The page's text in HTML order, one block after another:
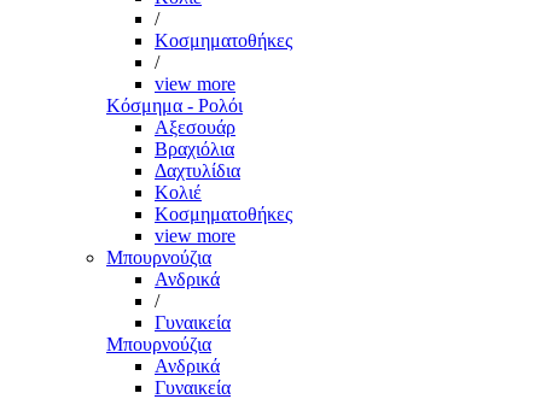
/
Κοσμηματοθήκες
/
view more
Κόσμημα - Ρολόι
Αξεσουάρ
Βραχιόλια
Δαχτυλίδια
Κολιέ
Κοσμηματοθήκες
view more
Μπουρνούζια
Ανδρικά
/
Γυναικεία
Μπουρνούζια
Ανδρικά
Γυναικεία